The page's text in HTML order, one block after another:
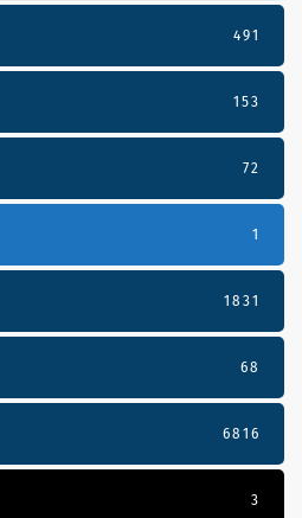
491
153
72
1
1831
68
6816
3